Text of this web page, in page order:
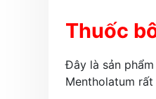
Thuốc
Đây là sản
Mentholatum